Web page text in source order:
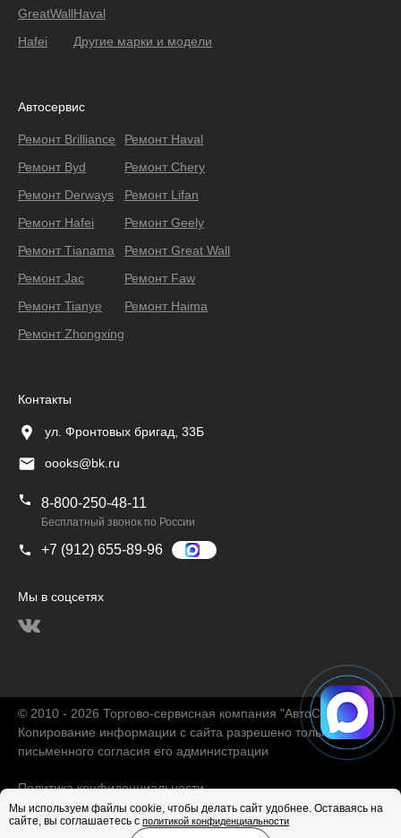
GreatWall
Hafei
Haval
Другие марки и модели
Автосервис
Ремонт Brilliance
Ремонт Byd
Ремонт Derways
Ремонт Hafei
Ремонт Тianama
Ремонт Jac
Ремонт Tianye
Ремонт Zhongxing
Ремонт Haval
Ремонт Chery
Ремонт Lifan
Ремонт Geely
Ремонт Great Wall
Ремонт Faw
Ремонт Haima
Контакты
ул. Фронтовых бригад, 33Б
oooks@bk.ru
8-800-250-48-11
Бесплатный звонок по России
+7 (912) 655-89-96
Мы в соцсетях
© 2010 - 2026 Торгово-сервисная компания "АвтоChina"
Копирование информации с сайта разрешено только с
письменного согласия его администрации
Политика конфиденциальности
Мы используем файлы cookie, чтобы делать сайт удобнее. Оставаясь на
сайте, вы соглашаетесь с политикой конфиденциальности